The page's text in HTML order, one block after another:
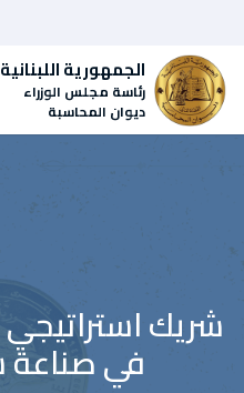
الجمهورية اللبنانية
رئاسة مجلس الوزراء
ديوان المحاسبة
‎‏‏‎ ‎‏‏‎ ‎‏‏‎ ‎‏‏‎ ‎‏‏‎ ‎‏‏‎ ‎‏‏‎ ‎‏‏‎ ‎‏‏‎في صناعة سياسات مالية